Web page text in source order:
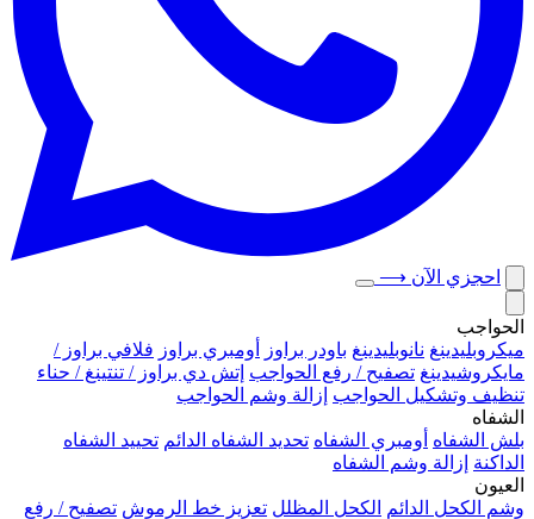
احجزي الآن ⟶
الحواجب
ميكروبلیدينغ نانوبليدينغ باودر براوز أومبري براوز فلافي براوز /
مايكروشيدينغ تصفيح / رفع الحواجب إتش دي براوز / تنتينغ / حناء
تنظيف وتشكيل الحواجب إزالة وشم الحواجب
الشفاه
بلش الشفاه أومبري الشفاه تحديد الشفاه الدائم تحييد الشفاه
الداكنة إزالة وشم الشفاه
العيون
وشم الكحل الدائم
الكحل المظلل تعزيز خط الرموش تصفيح / رفع